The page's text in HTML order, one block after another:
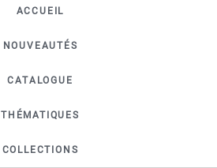
ACCUEIL
NOUVEAUTÉS
CATALOGUE
THÉMATIQUES
COLLECTIONS